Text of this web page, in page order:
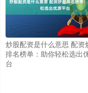
炒股配资是什么意思 配资
排名榜单：助你轻松选出
台